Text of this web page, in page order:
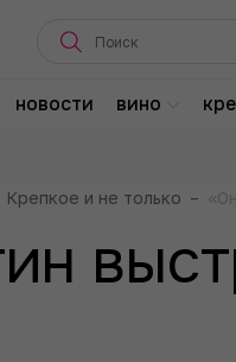
новости вино
Крепкое и не только –